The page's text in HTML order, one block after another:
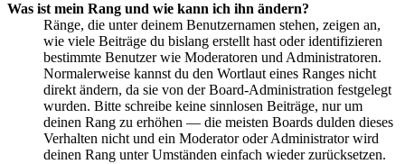
Was ist mein Rang und wie kann ich ihn ändern?
Ränge, die unter deinem Benutzernamen stehen, zeigen an,
wie viele Beiträge du bislang erstellt hast oder identifizieren
bestimmte Benutzer wie Moderatoren und Administratoren.
Normalerweise kannst du den Wortlaut eines Ranges nicht
direkt ändern, da sie von der Board-Administration festgelegt
wurden. Bitte schreibe keine sinnlosen Beiträge, nur um
deinen Rang zu erhöhen — die meisten Boards dulden dieses
Verhalten nicht und ein Moderator oder Administrator wird
deinen Rang unter Umständen einfach wieder zurücksetzen.